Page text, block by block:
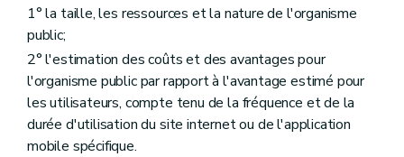
1° la taille, les ressources et la nature de l'organisme
public;
2° l'estimation des coûts et des avantages pour
l'organisme public par rapport à l'avantage estimé pour
les utilisateurs, compte tenu de la fréquence et de la
durée d'utilisation du site internet ou de l'application
mobile spécifique.